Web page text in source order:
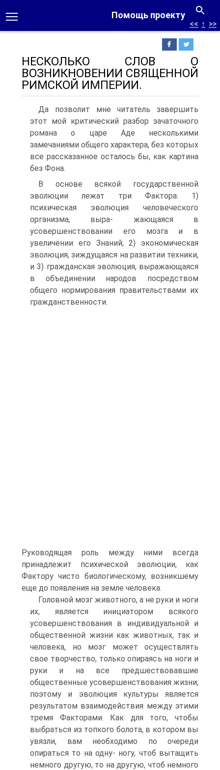
Помощь проекту
<< ↑ >>
НЕСКОЛЬКО СЛОВ О
ВОЗНИКНОВЕНИИ СВЯЩЕННОЙ
РИМСКОЙ ИМПЕРИИ.
Да позволит мне читатель завершить
этот мой критический разбор зачаточного
романа о царе Аде несколькими
замечаниями общего характера, без которых
все рассказанное осталось бы, как картина
без Фона.
В основе всякой государственной
эволюции лежат три Фактора: 1)
психическая эволюция человеческого
организма, выра- жающаяся в
усовершенствовании его мозга и в
увеличении его Знаний; 2) экономическая
эволюция, зиждущаяся на развитии техники,
и 3) гражданская эволюция, выражающаяся
в объединении народов посредством
общего нормирования правительствами их
гражданственности.
Руководящая роль между ними всегда
принадлежит психической эволюции, как
Фактору чисто биологическому, возникшему
еще до появления на земле человека.
Головной мозг животного, а не руки и ноги
их, является инициатором всякого
усовершенствования в индивидуальной и
общественной жизни как животных, так и
человека, но мозг может осуществлять
свое творчество, только опираясь на ноги и
руки и на все предшествовавшие
общественные усовершенствования жизни,
поэтому и эволюция культуры является
результатом взаимодействия между этими
тремя Факторами. Как для того, чтобы
выбраться из топкого болота, в котором вы
увязли, вам необходимо по очереди
опираться то на одну- ногу, чтоб вытащить
немного другую, то на другую, чтоб немного